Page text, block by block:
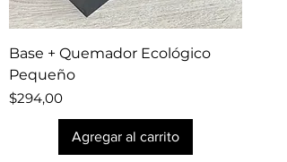
Base + Quemador Ecológico
Pequeño
Precio
$294,00
Agregar al carrito